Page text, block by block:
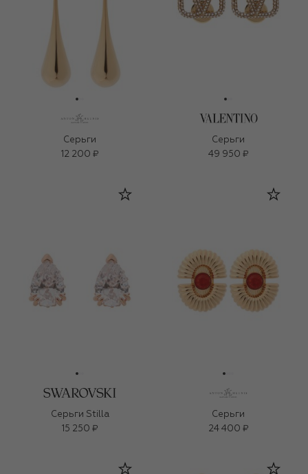
Серьги
12 200 ₽
Серьги
49 950 ₽
Серьги Stilla
15 250 ₽
Серьги
24 400 ₽